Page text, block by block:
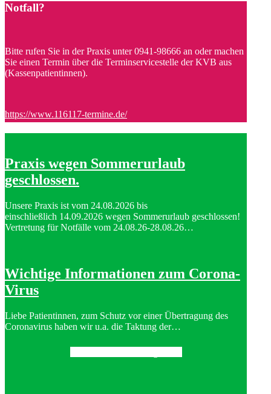
Notfall?
Bitte rufen Sie in der Praxis unter 0941-98666 an oder machen
Sie einen Termin über die Terminservicestelle der KVB aus
(Kassenpatientinnen).
https://www.116117-termine.de/
Praxis wegen Sommerurlaub
geschlossen.
Unsere Praxis ist vom 24.08.2026 bis
einschließlich 14.09.2026 wegen Sommerurlaub geschlossen!
Vertretung für Notfälle vom 24.08.26-28.08.26…
Wichtige Informationen zum Corona-
Virus
Liebe Patientinnen, zum Schutz vor einer Übertragung des
Coronavirus haben wir u.a. die Taktung der…